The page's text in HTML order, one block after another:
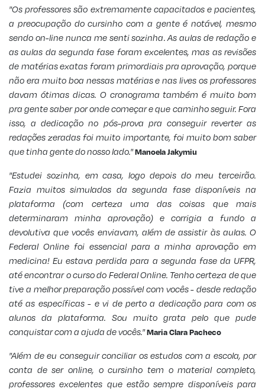
"Os professores são extremamente capacitados e pacientes,
a preocupação do cursinho com a gente é notável, mesmo
sendo on-line nunca me senti sozinha. As aulas de redação e
as aulas da segunda fase foram excelentes, mas as revisões
de matérias exatas foram primordiais pra aprovação, porque
não era muito boa nessas matérias e nas lives os professores
davam ótimas dicas. O cronograma também é muito bom
pra gente saber por onde começar e que caminho seguir. Fora
isso, a dedicação no pós-prova pra conseguir reverter as
redações zeradas foi muito importante, foi muito bom saber
que tinha gente do nosso lado."Manoela Jakymiu
"Estudei sozinha, em casa, logo depois do meu terceirão.
Fazia muitos simulados da segunda fase disponíveis na
plataforma (com certeza uma das coisas que mais
determinaram minha aprovação) e corrigia a fundo a
devolutiva que vocês enviavam, além de assistir às aulas. O
Federal Online foi essencial para a minha aprovação em
medicina! Eu estava perdida para a segunda fase da UFPR,
até encontrar o curso do Federal Online. Tenho certeza de que
tive a melhor preparação possível com vocês - desde redação
até as específicas - e vi de perto a dedicação para com os
alunos da plataforma. Sou muito grata pelo que pude
conquistar com a ajuda de vocês."Maria Clara Pacheco
"Além de eu conseguir conciliar os estudos com a escola, por
conta de ser online, o cursinho tem o material completo,
professores excelentes que estão sempre disponíveis para